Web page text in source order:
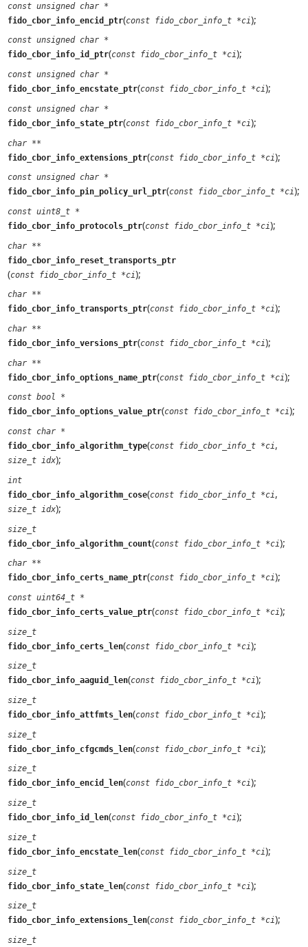
const unsigned char *
fido_cbor_info_encid_ptr(const fido_cbor_info_t *ci);
const unsigned char *
fido_cbor_info_id_ptr(const fido_cbor_info_t *ci);
const unsigned char *
fido_cbor_info_encstate_ptr(const fido_cbor_info_t *ci);
const unsigned char *
fido_cbor_info_state_ptr(const fido_cbor_info_t *ci);
char **
fido_cbor_info_extensions_ptr(const fido_cbor_info_t *ci);
const unsigned char *
fido_cbor_info_pin_policy_url_ptr(const fido_cbor_info_t *ci);
const uint8_t *
fido_cbor_info_protocols_ptr(const fido_cbor_info_t *ci);
char **
fido_cbor_info_reset_transports_ptr
(const fido_cbor_info_t *ci);
char **
fido_cbor_info_transports_ptr(const fido_cbor_info_t *ci);
char **
fido_cbor_info_versions_ptr(const fido_cbor_info_t *ci);
char **
fido_cbor_info_options_name_ptr(const fido_cbor_info_t *ci);
const bool *
fido_cbor_info_options_value_ptr(const fido_cbor_info_t *ci);
const char *
fido_cbor_info_algorithm_type(const fido_cbor_info_t *ci,
size_t idx);
int
fido_cbor_info_algorithm_cose(const fido_cbor_info_t *ci,
size_t idx);
size_t
fido_cbor_info_algorithm_count(const fido_cbor_info_t *ci);
char **
fido_cbor_info_certs_name_ptr(const fido_cbor_info_t *ci);
const uint64_t *
fido_cbor_info_certs_value_ptr(const fido_cbor_info_t *ci);
size_t
fido_cbor_info_certs_len(const fido_cbor_info_t *ci);
size_t
fido_cbor_info_aaguid_len(const fido_cbor_info_t *ci);
size_t
fido_cbor_info_attfmts_len(const fido_cbor_info_t *ci);
size_t
fido_cbor_info_cfgcmds_len(const fido_cbor_info_t *ci);
size_t
fido_cbor_info_encid_len(const fido_cbor_info_t *ci);
size_t
fido_cbor_info_id_len(const fido_cbor_info_t *ci);
size_t
fido_cbor_info_encstate_len(const fido_cbor_info_t *ci);
size_t
fido_cbor_info_state_len(const fido_cbor_info_t *ci);
size_t
fido_cbor_info_extensions_len(const fido_cbor_info_t *ci);
size_t